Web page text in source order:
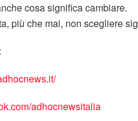
cosa significa cambiare.
più che mai, non scegliere
adhocnewsitalia